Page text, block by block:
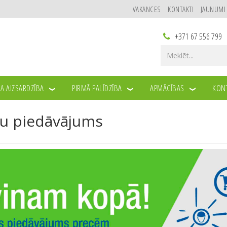
VAKANCES KONTAKTI JAUNUMI
+371 67 556 799
AIZSARDZĪBA PIRMĀ PALĪDZĪBA APMĀCĪBAS
piedāvājums